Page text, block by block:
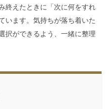
終えたときに「次に何をすれ
います。気持ちが落ち着いた
択ができるよう、一緒に整理